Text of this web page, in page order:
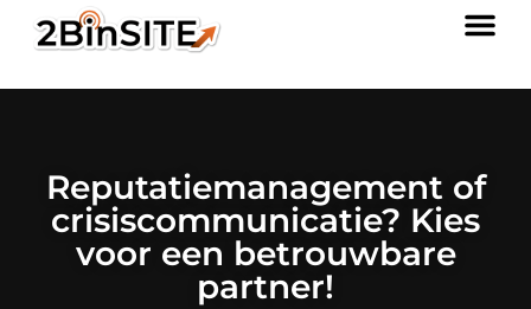
Reputatiemanagement of
crisiscommunicatie? Kies
voor een betrouwbare
partner!